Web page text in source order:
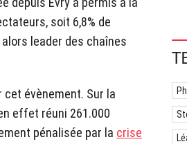
soit 6,8% de
alors leader des chaînes
cet évènement. Sur la
effet réuni 261.000
pénalisée par la crise